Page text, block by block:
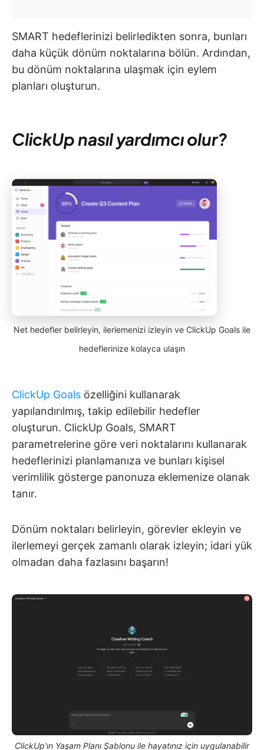
SMART hedeflerinizi belirledikten sonra, bunları
daha küçük dönüm noktalarına bölün. Ardından,
bu dönüm noktalarına ulaşmak için eylem
planları oluşturun.
ClickUp nasıl yardımcı olur?
Net hedefler belirleyin, ilerlemenizi izleyin ve ClickUp Goals ile
hedeflerinize kolayca ulaşın
ClickUp Goals özelliğini kullanarak
yapılandırılmış, takip edilebilir hedefler
oluşturun. ClickUp Goals, SMART
parametrelerine göre veri noktalarını kullanarak
hedeflerinizi planlamanıza ve bunları kişisel
verimlilik gösterge panonuza eklemenize olanak
tanır.
Dönüm noktaları belirleyin, görevler ekleyin ve
ilerlemeyi gerçek zamanlı olarak izleyin; idari yük
olmadan daha fazlasını başarın!
ClickUp'ın Yaşam Planı Şablonu ile hayatınız için uygulanabilir